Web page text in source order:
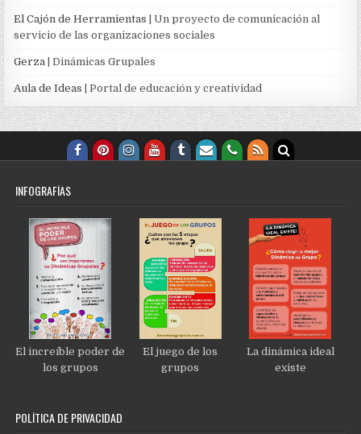
El Cajón de Herramientas | Un proyecto de comunicación al
servicio de las organizaciones sociales
Gerza | Dinámicas Grupales
Aula de Ideas | Portal de educación y creatividad
INFOGRAFÍAS
El increíble poder de
los grupos
El juego de los
grupos
La dinámica ideal
existe
POLÍTICA DE PRIVACIDAD